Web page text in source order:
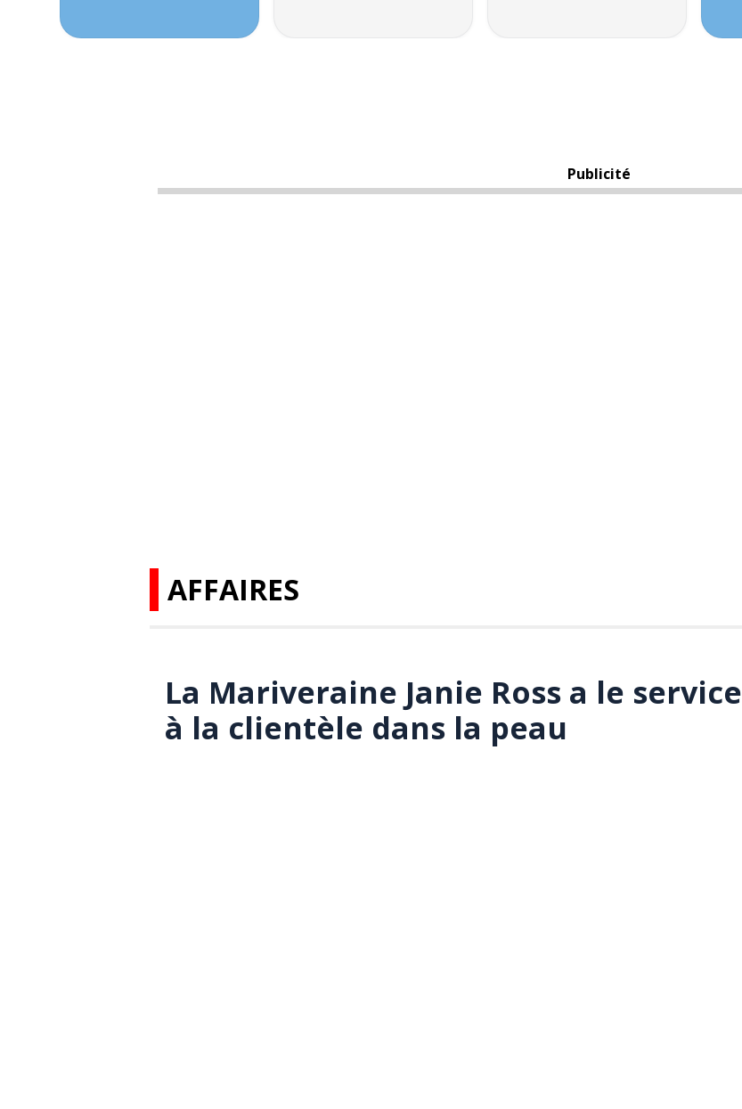
Publicité
AFFAIRES
La Mariveraine Janie Ross a le service
à la clientèle dans la peau